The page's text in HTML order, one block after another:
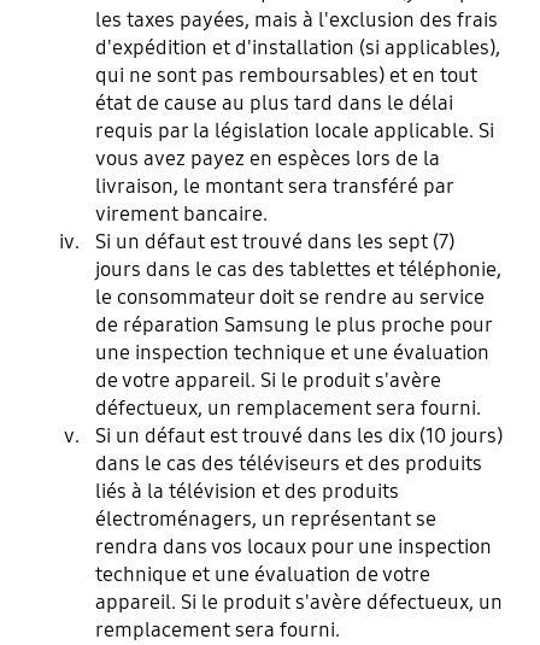
les taxes payées, mais à l'exclusion des frais
d'expédition et d'installation (si applicables),
qui ne sont pas remboursables) et en tout
état de cause au plus tard dans le délai
requis par la législation locale applicable. Si
vous avez payez en espèces lors de la
livraison, le montant sera transféré par
virement bancaire.
Si un défaut est trouvé dans les sept (7)
jours dans le cas des tablettes et téléphonie,
le consommateur doit se rendre au service
de réparation Samsung le plus proche pour
une inspection technique et une évaluation
de votre appareil. Si le produit s'avère
défectueux, un remplacement sera fourni.
Si un défaut est trouvé dans les dix (10 jours)
dans le cas des téléviseurs et des produits
liés à la télévision et des produits
électroménagers, un représentant se
rendra dans vos locaux pour une inspection
technique et une évaluation de votre
appareil. Si le produit s'avère défectueux, un
remplacement sera fourni.